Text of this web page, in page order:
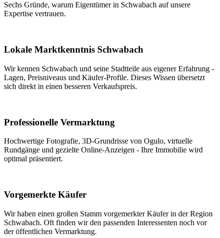
Sechs Gründe, warum Eigentümer in Schwabach auf unsere
Expertise vertrauen.
Lokale Marktkenntnis Schwabach
Wir kennen Schwabach und seine Stadtteile aus eigener Erfahrung -
Lagen, Preisniveaus und Käufer-Profile. Dieses Wissen übersetzt
sich direkt in einen besseren Verkaufspreis.
Professionelle Vermarktung
Hochwertige Fotografie, 3D-Grundrisse von Ogulo, virtuelle
Rundgänge und gezielte Online-Anzeigen - Ihre Immobilie wird
optimal präsentiert.
Vorgemerkte Käufer
Wir haben einen großen Stamm vorgemerkter Käufer in der Region
Schwabach. Oft finden wir den passenden Interessenten noch vor
der öffentlichen Vermarktung.